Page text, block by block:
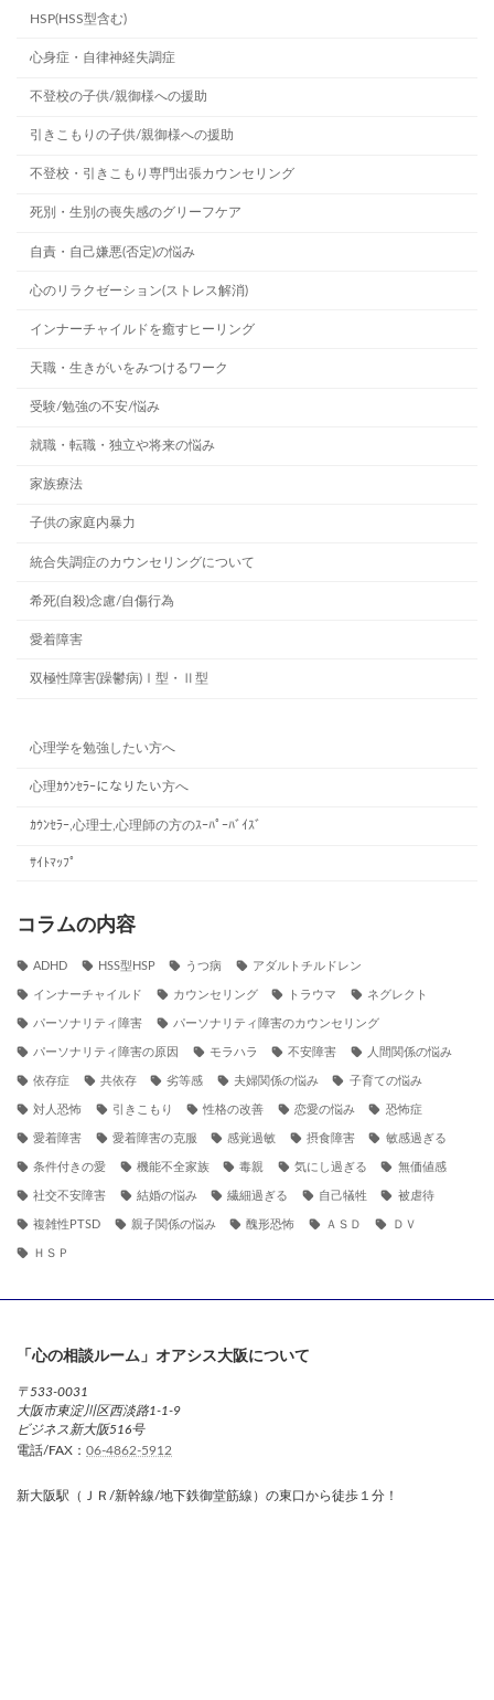
HSP(HSS型含む)
心身症・自律神経失調症
不登校の子供/親御様への援助
引きこもりの子供/親御様への援助
不登校・引きこもり専門出張カウンセリング
死別・生別の喪失感のグリーフケア
自責・自己嫌悪(否定)の悩み
心のリラクゼーション(ストレス解消)
インナーチャイルドを癒すヒーリング
天職・生きがいをみつけるワーク
受験/勉強の不安/悩み
就職・転職・独立や将来の悩み
家族療法
子供の家庭内暴力
統合失調症のカウンセリングについて
希死(自殺)念慮/自傷行為
愛着障害
双極性障害(躁鬱病)Ⅰ型・Ⅱ型
心理学を勉強したい方へ
心理ｶｳﾝｾﾗｰになりたい方へ
ｶｳﾝｾﾗｰ,心理士,心理師の方のｽｰﾊﾟｰﾊﾞｲｽﾞ
ｻｲﾄﾏｯﾌﾟ
コラムの内容
ADHD HSS型HSP うつ病 アダルトチルドレン
インナーチャイルド カウンセリング トラウマ ネグレクト
パーソナリティ障害 パーソナリティ障害のカウンセリング
パーソナリティ障害の原因 モラハラ 不安障害 人間関係の悩み
依存症 共依存 劣等感 夫婦関係の悩み 子育ての悩み
対人恐怖 引きこもり 性格の改善 恋愛の悩み 恐怖症
愛着障害 愛着障害の克服 感覚過敏 摂食障害 敏感過ぎる
条件付きの愛 機能不全家族 毒親 気にし過ぎる 無価値感
社交不安障害 結婚の悩み 繊細過ぎる 自己犠牲 被虐待
複雑性PTSD 親子関係の悩み 醜形恐怖 ＡＳＤ ＤＶ
ＨＳＰ
「心の相談ルーム」オアシス大阪について
〒533-0031
大阪市東淀川区西淡路1-1-9
ビジネス新大阪516号
電話/FAX： 06-4862-5912
新大阪駅（ＪＲ/新幹線/地下鉄御堂筋線）の東口から徒歩１分！